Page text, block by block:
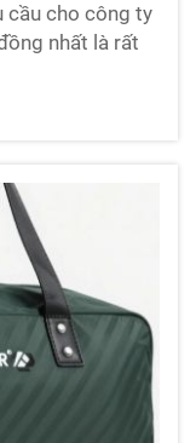
cầu cho công ty
nhất là rất
nhất quán về
giống nhau,
hiệu hơn. Hãy